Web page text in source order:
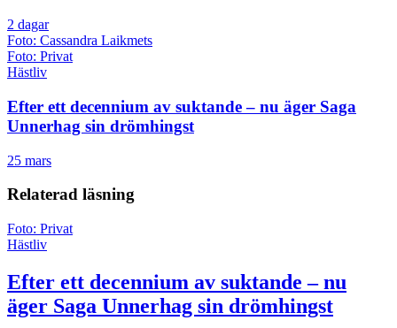
2 dagar
Foto: Cassandra Laikmets
Foto: Privat
Hästliv
Efter ett decennium av suktande – nu äger Saga
Unnerhag sin drömhingst
25 mars
Relaterad läsning
Foto: Privat
Hästliv
Efter ett decennium av suktande – nu
äger Saga Unnerhag sin drömhingst